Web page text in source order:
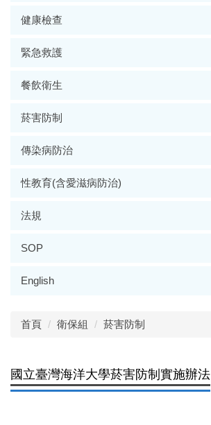
健康檢查
緊急救護
餐飲衛生
菸害防制
傳染病防治
性教育(含愛滋病防治)
法規
SOP
English
首頁 衛保組 菸害防制
國立臺灣海洋大學菸害防制實施辦法